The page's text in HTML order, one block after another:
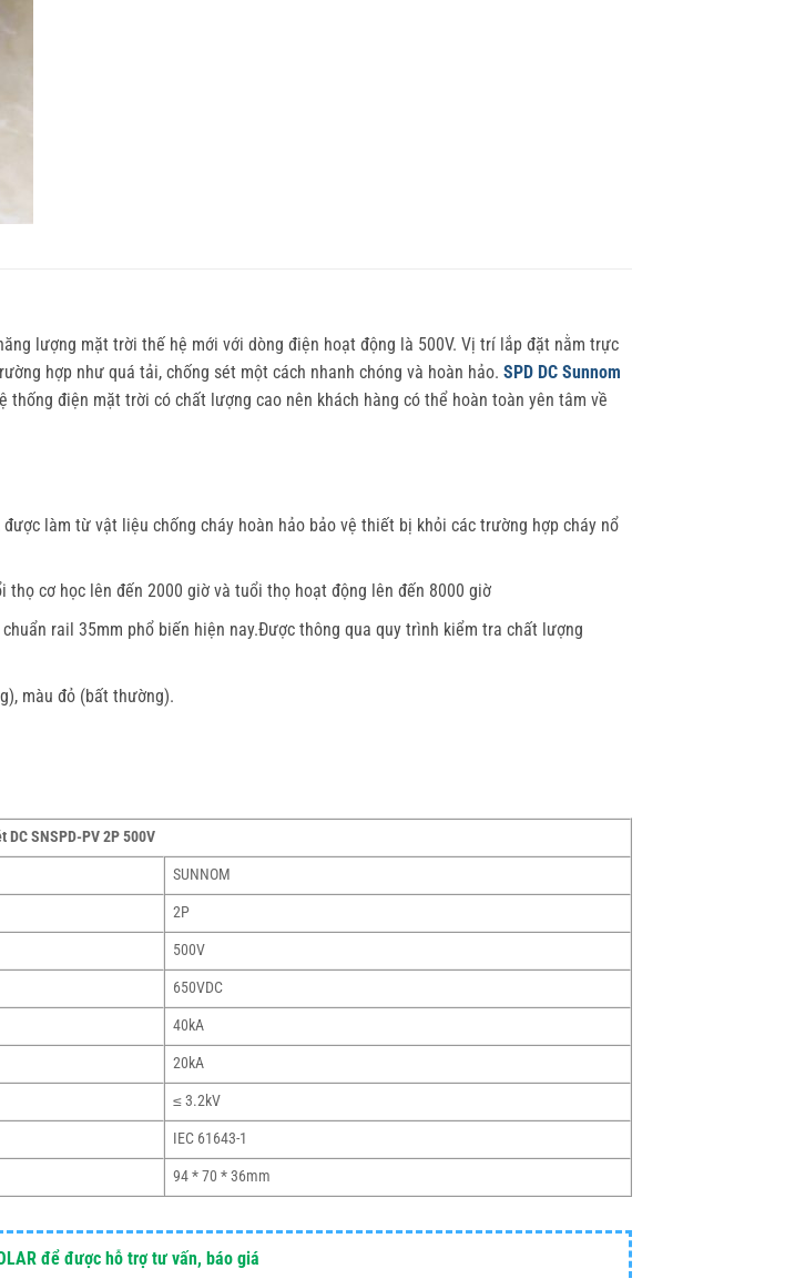
lượng mặt trời thế hệ mới với dòng điện hoạt động là 500V. Vị trí lắp đặt nằm trực
hợp như quá tải, chống sét một cách nhanh chóng và hoàn hảo. SPD DC Sunnom
điện mặt trời có chất lượng cao nên khách hàng có thể hoàn toàn yên tâm về
làm từ vật liệu chống cháy hoàn hảo bảo vệ thiết bị khỏi các trường hợp cháy nổ
cơ học lên đến 2000 giờ và tuổi thọ hoạt động lên đến 8000 giờ
rail 35mm phổ biến hiện nay.Được thông qua quy trình kiểm tra chất lượng
màu đỏ (bất thường).
DC SNSPD-PV 2P 500V
SUNNOM
2P
500V
650VDC
40kA
20kA
≤ 3.2kV
IEC 61643-1
94 * 70 * 36mm
để được hỗ trợ tư vấn, báo giá